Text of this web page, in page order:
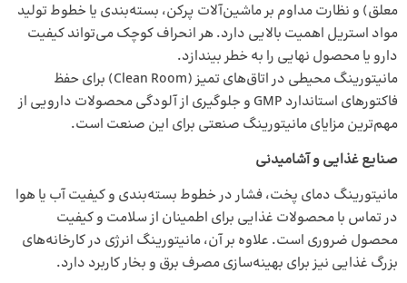
معلق) و نظارت مداوم بر ماشین‌آلات پرکن، بسته‌بندی یا خطوط تولید
مواد استریل اهمیت بالایی دارد. هر انحراف کوچک می‌تواند کیفیت
دارو یا محصول نهایی را به خطر بیندازد.
مانیتورینگ محیطی در اتاق‌های تمیز (Clean Room) برای حفظ
فاکتورهای استاندارد GMP و جلوگیری از آلودگی محصولات دارویی از
مهم‌ترین مزایای مانیتورینگ صنعتی برای این صنعت است.
صنایع غذایی و آشامیدنی
مانیتورینگ دمای پخت، فشار در خطوط بسته‌بندی و کیفیت آب یا هوا
در تماس با محصولات غذایی برای اطمینان از سلامت و کیفیت
محصول ضروری است. علاوه بر آن، مانیتورینگ انرژی در کارخانه‌های
بزرگ غذایی نیز برای بهینه‌سازی مصرف برق و بخار کاربرد دارد.